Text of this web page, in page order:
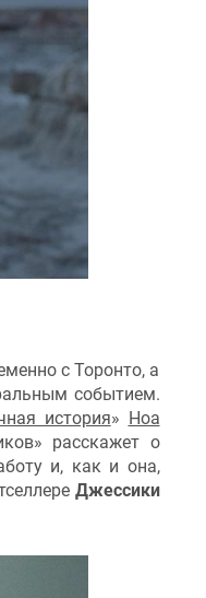
с Торонто, а
событием.
история» Ноа
расскажет о
и, как и она,
Джессики